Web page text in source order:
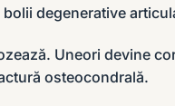
degenerative
Uneori devine
osteocondrală.